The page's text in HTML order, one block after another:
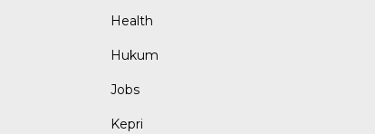
Health
Hukum
Jobs
Kepri